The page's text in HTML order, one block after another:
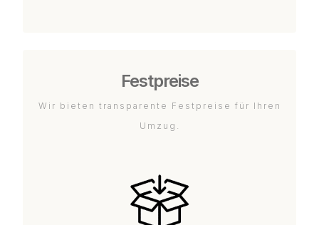
Festpreise
Wir bieten transparente Festpreise für Ihren
Umzug.